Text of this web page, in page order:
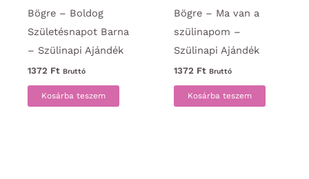
Bögre – Boldog
Születésnapot Barna
– Szülinapi Ajándék
1372 Ft Bruttó
Kosárba teszem
Bögre – Ma van a
szülinapom –
Szülinapi Ajándék
1372 Ft Bruttó
Kosárba teszem